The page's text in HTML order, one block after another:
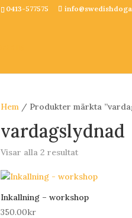
0413-577575
Hem / Produkter märkta
vardagslydnad
Visar alla 2 resultat
Inkallning – workshop
350.00kr